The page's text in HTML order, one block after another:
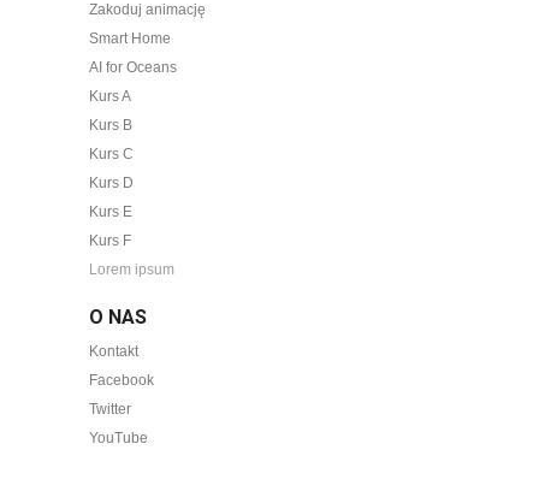
Zakoduj animację
Smart Home
AI for Oceans
Kurs A
Kurs B
Kurs C
Kurs D
Kurs E
Kurs F
Lorem ipsum
O NAS
Kontakt
Facebook
Twitter
YouTube